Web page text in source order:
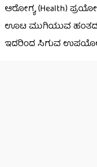
ಆರೋಗ್ಯ (Health)
ಊಟ ಮುಗಿಯುವ ಹಂತದಲ್ಲಿ
ಇದರಿಂದ ಸಿಗುವ